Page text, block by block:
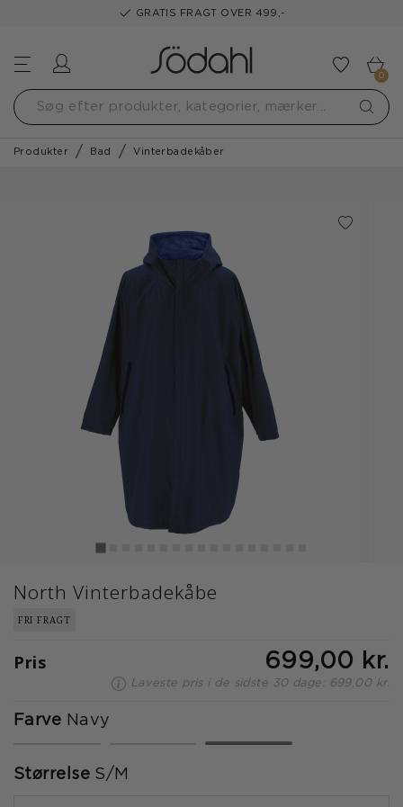
GRATIS FRAGT OVER 499,-
Tilføj
0
Produkter Bad Vinterbadekåber
North Vinterbadekåbe
FRI FRAGT
Pris 699,00 kr.
Laveste pris i de sidste 30 dage: 699,00 kr.
Farve Navy
valgte
Størrelse S/M